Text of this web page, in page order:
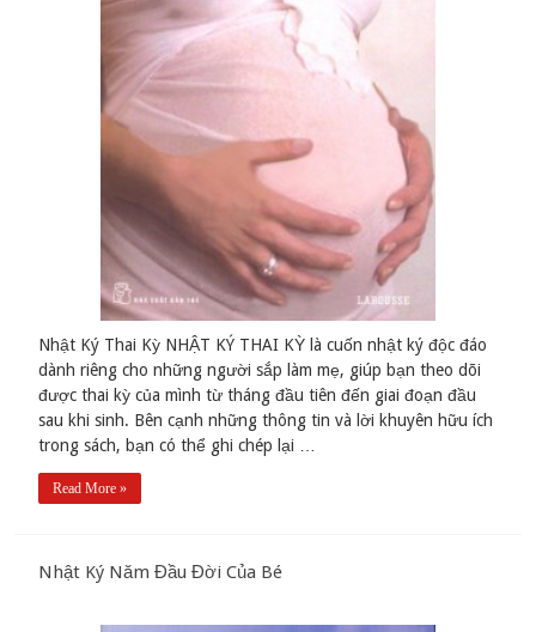
Nhật Ký Thai Kỳ NHẬT KÝ THAI KỲ là cuốn nhật ký độc đáo
dành riêng cho những người sắp làm mẹ, giúp bạn theo dõi
được thai kỳ của mình từ tháng đầu tiên đến giai đoạn đầu
sau khi sinh. Bên cạnh những thông tin và lời khuyên hữu ích
trong sách, bạn có thể ghi chép lại …
Read More »
Nhật Ký Năm Đầu Đời Của Bé